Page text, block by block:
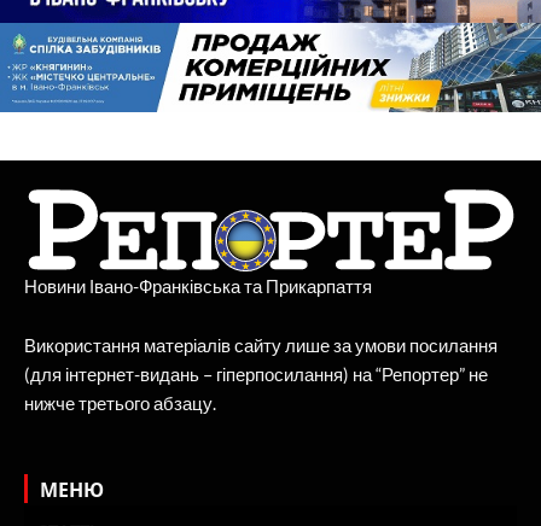
Новини Івано-Франківська та Прикарпаття
Використання матеріалів сайту лише за умови посилання
(для інтернет-видань – гіперпосилання) на “Репортер” не
нижче третього абзацу.
МЕНЮ